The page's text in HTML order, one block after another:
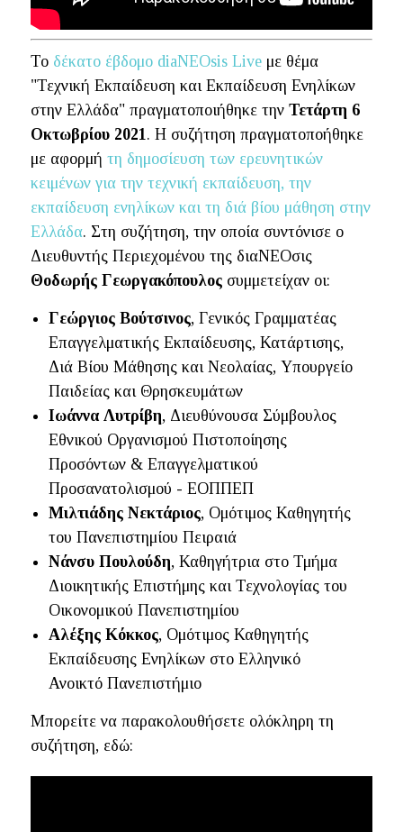
Το δέκατο έβδομο diaNEOsis Liveμε θέμα
"Τεχνική Εκπαίδευση και Εκπαίδευση Ενηλίκων
στην Ελλάδα" πραγματοποιήθηκε την Τετάρτη 6
Οκτωβρίου 2021 . Η συζήτηση πραγματοποήθηκε
με αφορμή τη δημοσίευση των ερευνητικών
κειμένων για την τεχνική εκπαίδευση, την
εκπαίδευση ενηλίκων και τη διά βίου μάθηση στην
Ελλάδα. Στη συζήτηση, την οποία συντόνισε ο
Διευθυντής Περιεχομένου της διαΝΕΟσις
Θοδωρής Γεωργακόπουλοςσυμμετείχαν οι:
Γεώργιος Βούτσινος, Γενικός Γραμματέας
Επαγγελματικής Εκπαίδευσης, Κατάρτισης,
Διά Βίου Μάθησης και Νεολαίας, Υπουργείο
Παιδείας και Θρησκευμάτων
Ιωάννα Λυτρίβη, Διευθύνουσα Σύμβουλος
Εθνικού Οργανισμού Πιστοποίησης
Προσόντων & Επαγγελματικού
Προσανατολισμού - ΕΟΠΠΕΠ
Μιλτιάδης Νεκτάριος, Ομότιμος Καθηγητής
του Πανεπιστημίου Πειραιά
Νάνσυ Πουλούδη, Καθηγήτρια στο Τμήμα
Διοικητικής Επιστήμης και Τεχνολογίας του
Οικονομικού Πανεπιστημίου
Αλέξης Κόκκος, Ομότιμος Καθηγητής
Εκπαίδευσης Ενηλίκων στο Ελληνικό
Ανοικτό Πανεπιστήμιο
Μπορείτε να παρακολουθήσετε ολόκληρη τη
συζήτηση, εδώ: